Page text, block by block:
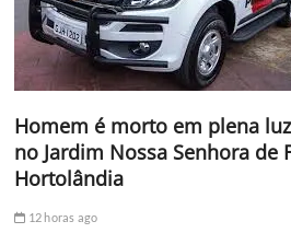
Homem é morto em plena
no Jardim Nossa Senhora de
Hortolândia
12 horas ago